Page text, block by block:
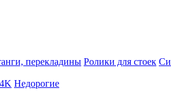
перекладины Ролики для стоек
Недорогие